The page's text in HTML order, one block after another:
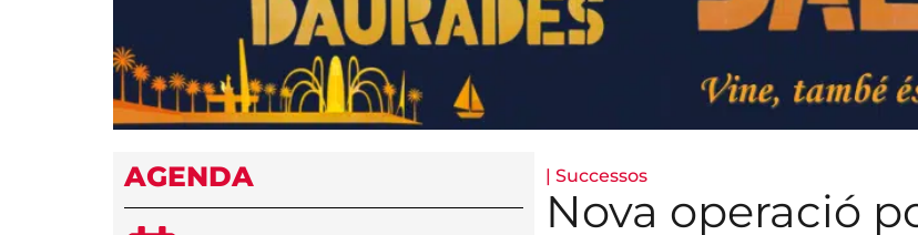
AGENDA | Successos
Nova operació